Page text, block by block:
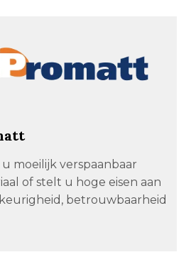
moeilijk verspaanbaar
of stelt u hoge eisen aan
betrouwbaarheid